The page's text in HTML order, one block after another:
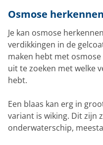
Osmose herkennen
Je kan osmose
verdikkingen in de
maken hebt met
uit te zoeken met welke
hebt.
Een blaas kan erg in
variant is wiking. Dit zijn
onderwaterschip,